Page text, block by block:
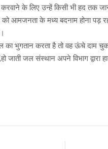
के लिए उन्हें किसी भी हद तक
आमजनता के मध्य बदनाम होना पड़
का भुगतान करता है तो वह ऊंचे दाम
जाती जल संस्थान अपने विभाग